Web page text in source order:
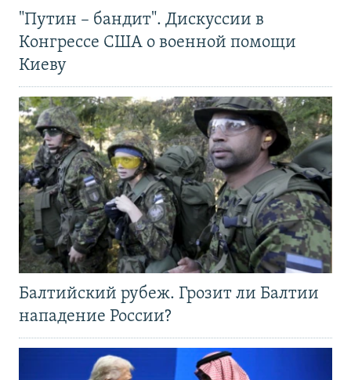
"Путин – бандит". Дискуссии в
Конгрессе США о военной помощи
Киеву
Балтийский рубеж. Грозит ли Балтии
нападение России?